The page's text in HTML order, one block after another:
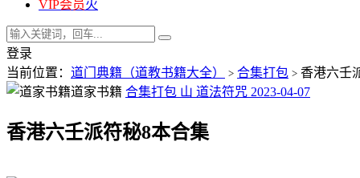
VIP会员火
登录
当前位置： 道门典籍（道教书籍大全） > 合集打包 > 香港六壬
道家书籍 合集打包 山 道法符咒 2023-04-07
香港六壬派符秘8本合集